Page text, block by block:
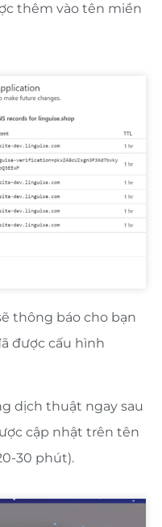
thêm vào tên miền
thông báo cho bạn
được cấu hình
dịch thuật ngay sau
cập nhật trên tên
30 phút).